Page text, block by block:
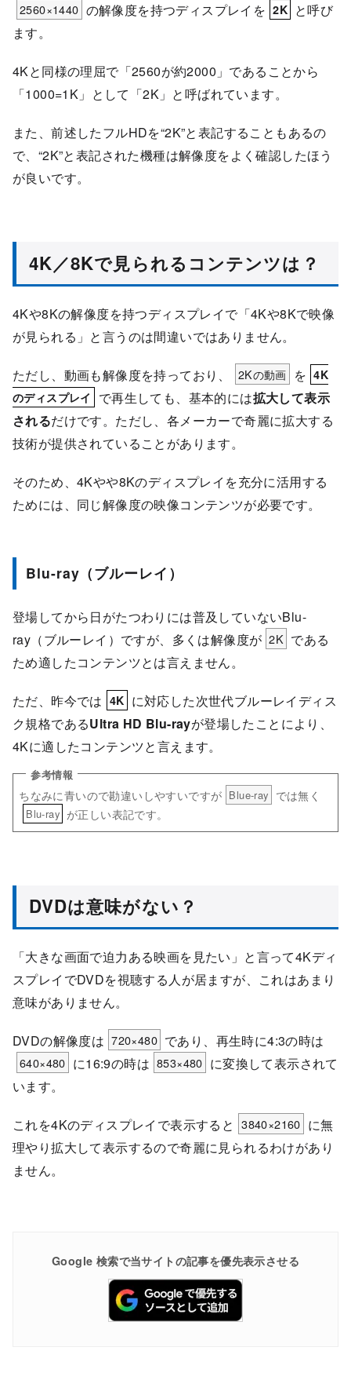
2560×1440 の解像度を持つディスプレイを 2K と呼び
ます。
4Kと同様の理屈で「2560が約2000」であることから
「1000=1K」として「2K」と呼ばれています。
また、前述したフルHDを“2K”と表記することもあるの
で、“2K”と表記された機種は解像度をよく確認したほう
が良いです。
4K／8Kで見られるコンテンツは？
4Kや8Kの解像度を持つディスプレイで「4Kや8Kで映像
が見られる」と言うのは間違いではありません。
ただし、動画も解像度を持っており、 2Kの動画 を 4K
のディスプレイ
で再生しても、基本的には拡大して表示
されるだけです。ただし、各メーカーで奇麗に拡大する
技術が提供されていることがあります。
そのため、4Kやや8Kのディスプレイを充分に活用する
ためには、同じ解像度の映像コンテンツが必要です。
Blu-ray（ブルーレイ）
登場してから日がたつわりには普及していないBlu-
ray（ブルーレイ）ですが、多くは解像度が 2K である
ため適したコンテンツとは言えません。
ただ、昨今では 4K に対応した次世代ブルーレイディス
ク規格であるUltra HD Blu-rayが登場したことにより、
4Kに適したコンテンツと言えます。
ちなみに青いので勘違いしやすいですが Blue-ray では無く
Blu-ray が正しい表記です。
DVDは意味がない？
「大きな画面で迫力ある映画を見たい」と言って4Kディ
スプレイでDVDを視聴する人が居ますが、これはあまり
意味がありません。
DVDの解像度は 720×480 であり、再生時に4:3の時は
640×480 に16:9の時は 853×480 に変換して表示されて
います。
これを4Kのディスプレイで表示すると 3840×2160 に無
理やり拡大して表示するので奇麗に見られるわけがあり
ません。
Google 検索で当サイトの記事を優先表示させる